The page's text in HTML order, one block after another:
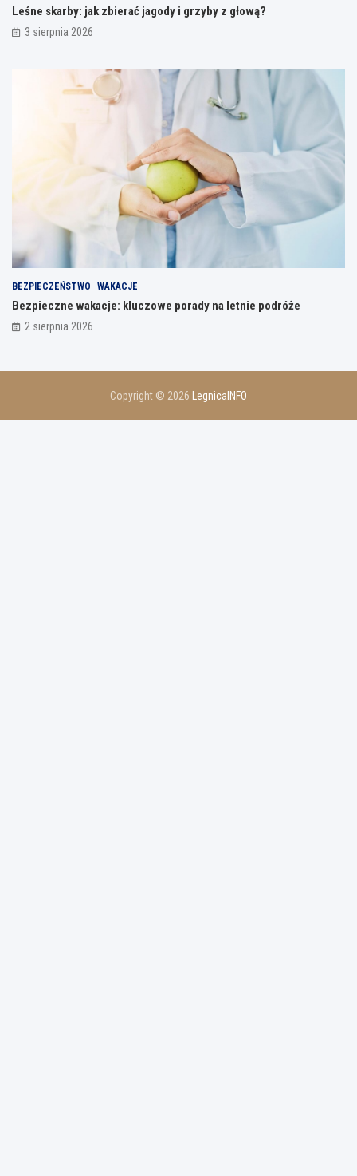
Leśne skarby: jak zbierać jagody i grzyby z głową?
3 sierpnia 2026
BEZPIECZEŃSTWO WAKACJE
Bezpieczne wakacje: kluczowe porady na letnie podróże
2 sierpnia 2026
Copyright © 2026 LegnicaINFO